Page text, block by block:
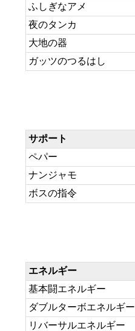
ふしぎなアメ
夜のタンカ
大地の器
ガッツのつるはし
サポート
ペパー
ナンジャモ
ボスの指令
エネルギー
基本闘エネルギー
ダブルターボエネルギー
リバーサルエネルギー